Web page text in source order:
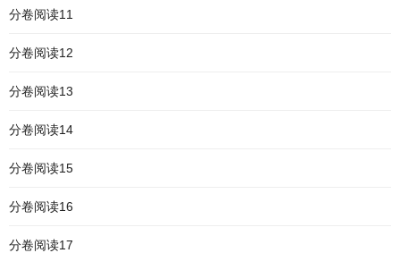
分卷阅读11
分卷阅读12
分卷阅读13
分卷阅读14
分卷阅读15
分卷阅读16
分卷阅读17